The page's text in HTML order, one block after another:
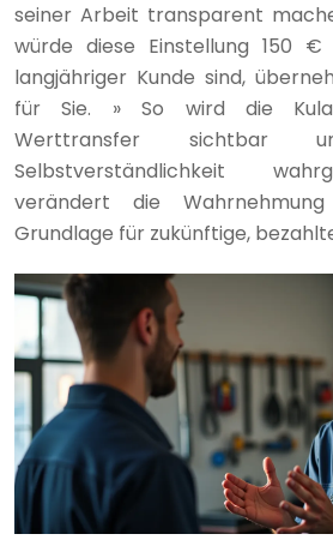
seiner Arbeit transparent
würde diese Einstellung 150
langjähriger Kunde sind,
für Sie. » So wird die
Werttransfer
Selbstverständlichkeit
verändert die
Grundlage für zukünftige,